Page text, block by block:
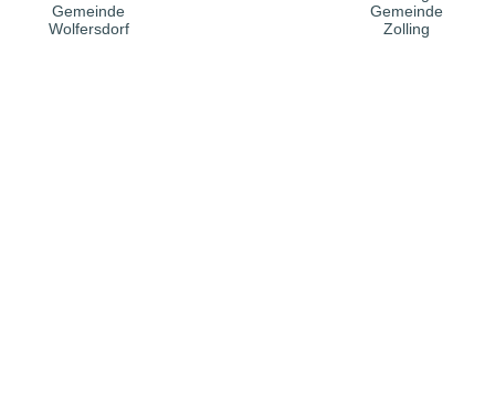
Gemeinde
Wolfersdorf
Gemeinde
Zolling